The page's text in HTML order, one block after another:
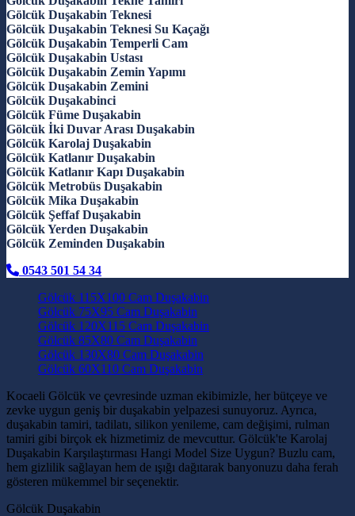
Gölcük Duşakabin Teknesi
Gölcük Duşakabin Teknesi Su Kaçağı
Gölcük Duşakabin Temperli Cam
Gölcük Duşakabin Ustası
Gölcük Duşakabin Zemin Yapımı
Gölcük Duşakabin Zemini
Gölcük Duşakabinci
Gölcük Füme Duşakabin
Gölcük İki Duvar Arası Duşakabin
Gölcük Karolaj Duşakabin
Gölcük Katlanır Duşakabin
Gölcük Katlanır Kapı Duşakabin
Gölcük Metrobüs Duşakabin
Gölcük Mika Duşakabin
Gölcük Şeffaf Duşakabin
Gölcük Yerden Duşakabin
Gölcük Zeminden Duşakabin
0543 501 54 34
Gölcük 115X100 Cam Duşakabin
Gölcük 75X95 Cam Duşakabin
Gölcük 120X115 Cam Duşakabin
Gölcük 85X80 Cam Duşakabin
Gölcük 130X80 Cam Duşakabin
Gölcük 60X110 Cam Duşakabin
Kocaeli Gölcük ve çevresinde uzman ekibimizle, her bütçeye ve
zevke uygun geniş bir duşakabin yelpazesi sunuyoruz. Ayrıca,
duşakabin tamiri, tadilatı, silikon yenileme, cam değişimi, rulman
tamiri gibi birçok ek hizmetimiz de mevcuttur. Gölcük'te Karolaj
Duşakabin Karşılaştırması Hangi Model Size Uygun? Buzlu cam,
hem gizlilik sağlayan hem de ışığı dağıtarak banyonuzu daha ferah
gösteren mükemmel bir seçenektir.
Gölcük Duşakabin